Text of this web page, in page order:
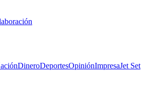
DineroDeportesOpiniónImpresaJet Set